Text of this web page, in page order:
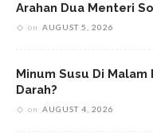
Arahan Dua Menteri
on AUGUST 5, 2026
Minum Susu Di Malam
Darah?
on AUGUST 4, 2026